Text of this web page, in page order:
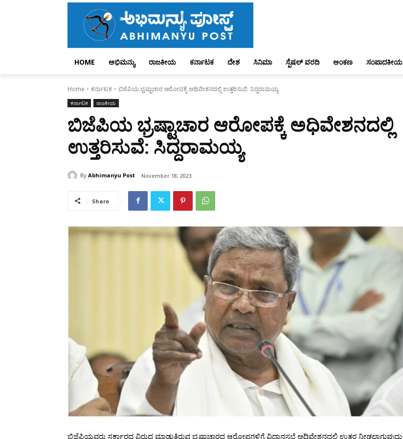
HOME ಅಭಿಮನ್ಯು ರಾಜಕೀಯ ಕರ್ನಾಟಕ ದೇಶ ಸಿನಿಮಾ ಸ್ಪೆಷಲ್ ವರದಿ ಅಂಕಣ ಸಂಪಾದಕೀಯ
Home ಕರ್ನಾಟಕ ಬಿಜೆಪಿಯ ಭ್ರಷ್ಟಾಚಾರ ಆರೋಪಕ್ಕೆ ಅಧಿವೇಶನದಲ್ಲಿ ಉತ್ತರಿಸುವೆ: ಸಿದ್ದರಾಮಯ್ಯ
ಕರ್ನಾಟಕ ರಾಜಕೀಯ
ಬಿಜೆಪಿಯ ಭ್ರಷ್ಟಾಚಾರ ಆರೋಪಕ್ಕೆ ಅಧಿವೇಶನದಲ್ಲಿ
ಉತ್ತರಿಸುವೆ: ಸಿದ್ದರಾಮಯ್ಯ
By Abhimanyu Post November 18, 2023
Share
ಬಿಜೆಪಿಯವರು ಸರ್ಕಾರದ ವಿರುದ್ಧ ಮಾಡುತ್ತಿರುವ ಭ್ರಷ್ಟಾಚಾರದ ಆರೋಪಗಳಿಗೆ ವಿಧಾನಸಭೆ ಅಧಿವೇಶನದಲ್ಲಿ ಉತ್ತರ ನೀಡಲಾಗುವುದು